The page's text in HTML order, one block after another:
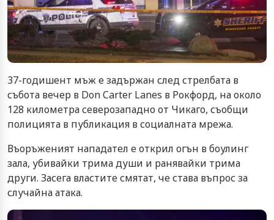
37-годишент мъж е задържан след стрелбата в
събота вечер в Don Carter Lanes в Рокфорд, на около
128 километра северозападно от Чикаго, съобщи
полицията в публикация в социалната мрежа.
Въоръженият нападател е ​​открил огън в боулинг
зала, убивайки трима души и ранявайки трима
други. Засега властите смятат, че става въпрос за
случайна атака.